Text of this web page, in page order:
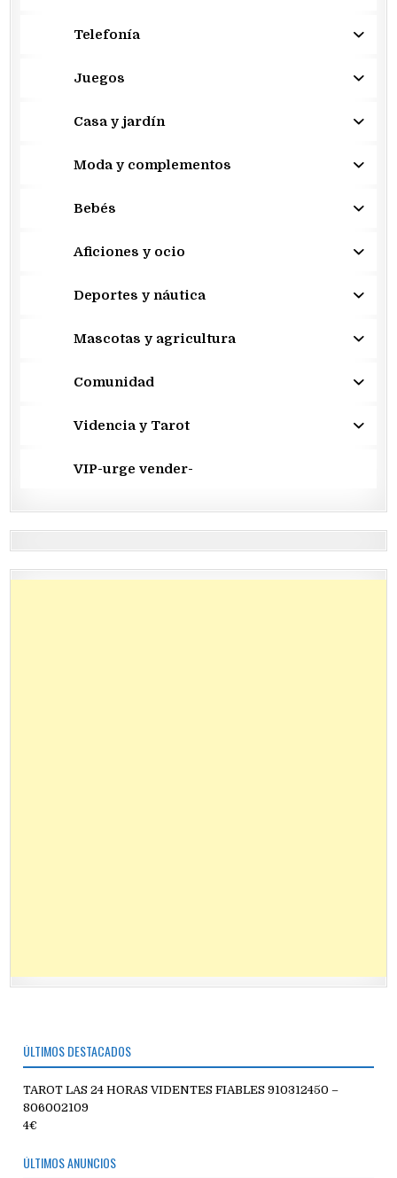
Telefonía
Juegos
Casa y jardín
Moda y complementos
Bebés
Aficiones y ocio
Deportes y náutica
Mascotas y agricultura
Comunidad
Videncia y Tarot
VIP-urge vender-
ÚLTIMOS DESTACADOS
TAROT LAS 24 HORAS VIDENTES FIABLES 910312450 –
806002109
4€
ÚLTIMOS ANUNCIOS